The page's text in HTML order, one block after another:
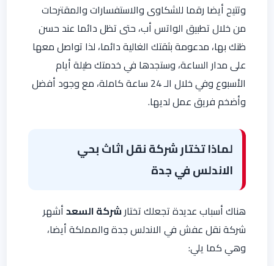
وتتيح أيضا رقما للشكاوى والاستفسارات والمقترحات
من خلال تطبيق الواتس أب، حتى تظل دائما عند حسن
ظنك بها، مدعومة بثقتك الغالية دائما، لذا تواصل معها
على مدار الساعة، وستجدها في خدمتك طيلة أيام
الأسبوع وفي خلال الـ 24 ساعة كاملة، مع وجود أفضل
وأضخم فريق عمل لديها.
لماذا تختار شركة نقل اثاث بحي
الاندلس في جدة
هناك أسباب عديدة تجعلك تختارشركة السعدأشهر
شركة نقل عفش في الاندلس جدة والمملكة أيضا،
وهي كما يلي: